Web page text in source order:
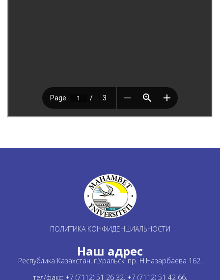
ПОЛИТИКА КОНФИДЕНЦИАЛЬНОСТИ
Наш адрес
Республика Казахстан, г.Уральск, пр. Н.Назарбаева 162,
тел/факс: +7 (7112) 51 26 32, +7 (7112) 51 42 66,